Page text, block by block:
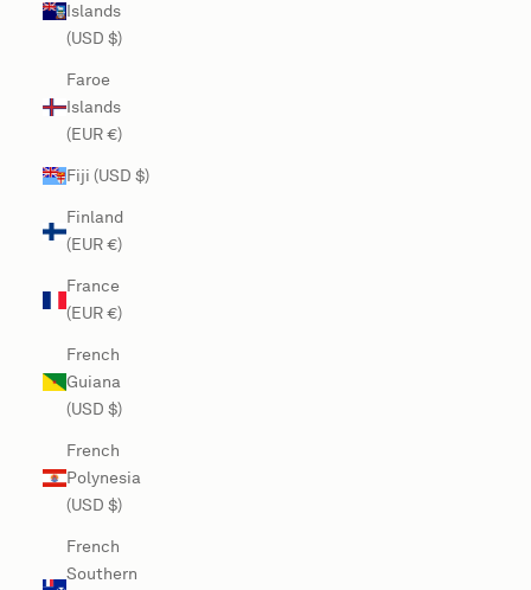
Islands
(USD $)
Faroe
Islands
(EUR €)
Fiji (USD $)
Finland
(EUR €)
France
(EUR €)
French
Guiana
(USD $)
French
Polynesia
(USD $)
French
Southern